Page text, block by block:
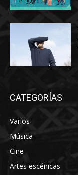
CATEGORÍAS
Varios
Música
Cine
Artes escénicas